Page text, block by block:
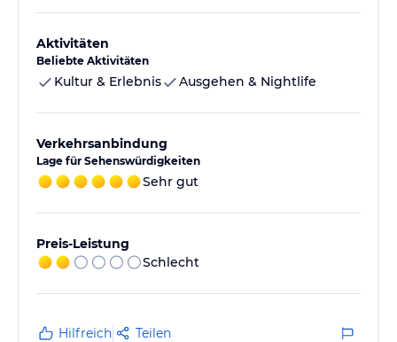
Aktivitäten
Beliebte Aktivitäten
Kultur & Erlebnis Ausgehen & Nightlife
Verkehrsanbindung
Lage für Sehenswürdigkeiten
Sehr gut
Preis-Leistung
Schlecht
Hilfreich Teilen